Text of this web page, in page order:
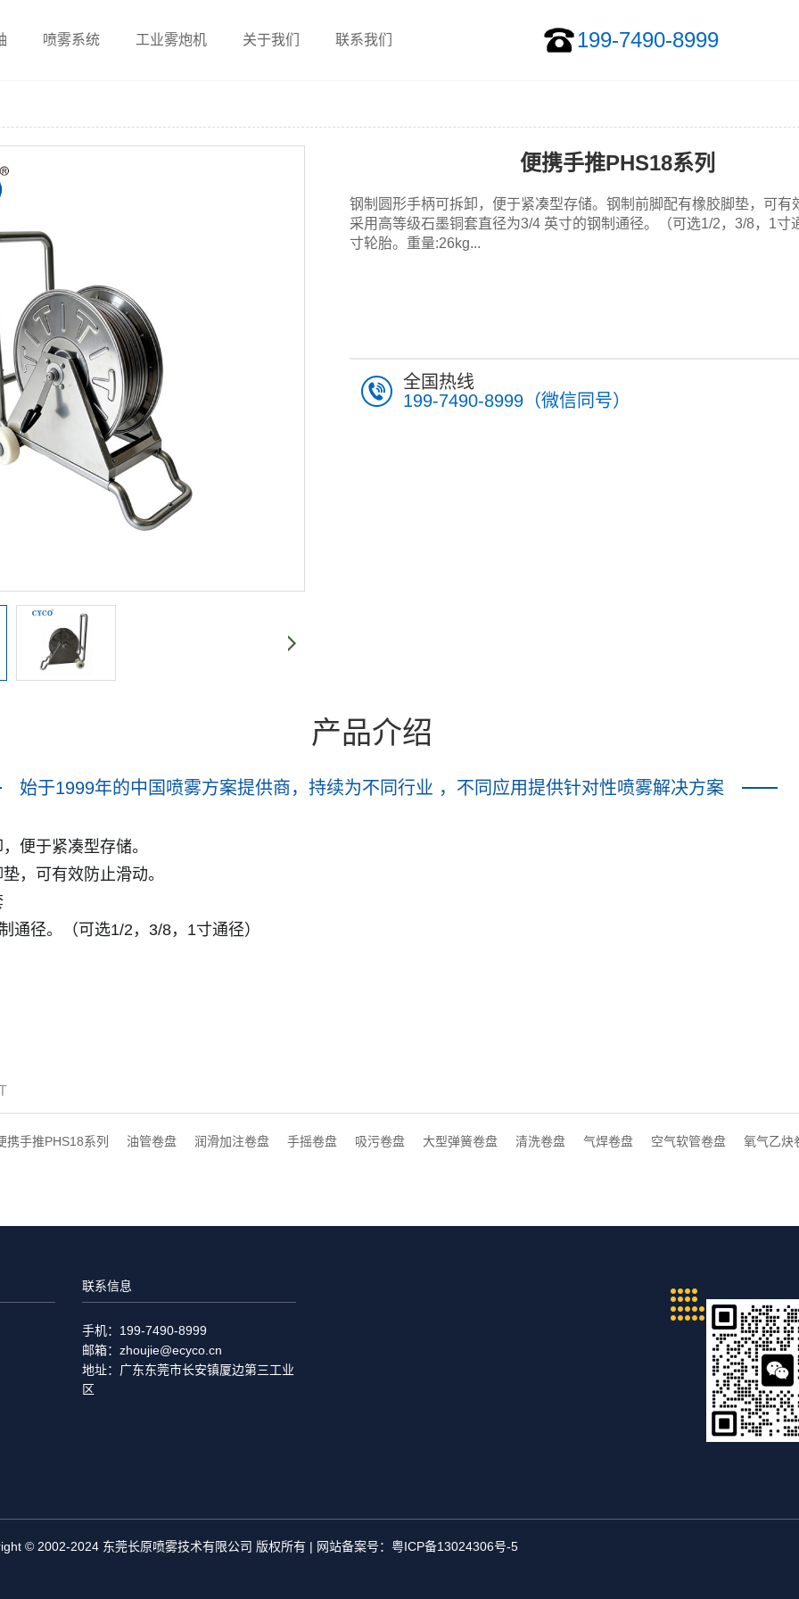
喷雾系统 工业雾炮机 关于我们 联系我们 199-7490-8999
便携手推PHS18系列
钢制圆形手柄可拆卸，便于紧凑型存储。钢制前脚配有橡胶脚垫，可有
采用高等级石墨铜套直径为3/4 英寸的钢制通径。（可选1/2，3/8，1寸
寸轮胎。重量:26kg...
全国热线
199-7490-8999（微信同号）
产品介绍
始于1999年的中国喷雾方案提供商，持续为不同行业 ，不同应用提供针对性喷雾解决方案
便于紧凑型存储。
，可有效防止滑动。
通径。（可选1/2，3/8，1寸通径）
携手推PHS18系列 油管卷盘 润滑加注卷盘 手摇卷盘 吸污卷盘 大型弹簧卷盘 清洗卷盘 气焊卷盘 空气软管卷盘 氧气乙炔
联系信息
手机：199-7490-8999
邮箱：zhoujie@ecyco.cn
地址：广东东莞市长安镇厦边第三工业
区
© 2002-2024 东莞长原喷雾技术有限公司 版权所有 | 网站备案号： 粤ICP备13024306号-5